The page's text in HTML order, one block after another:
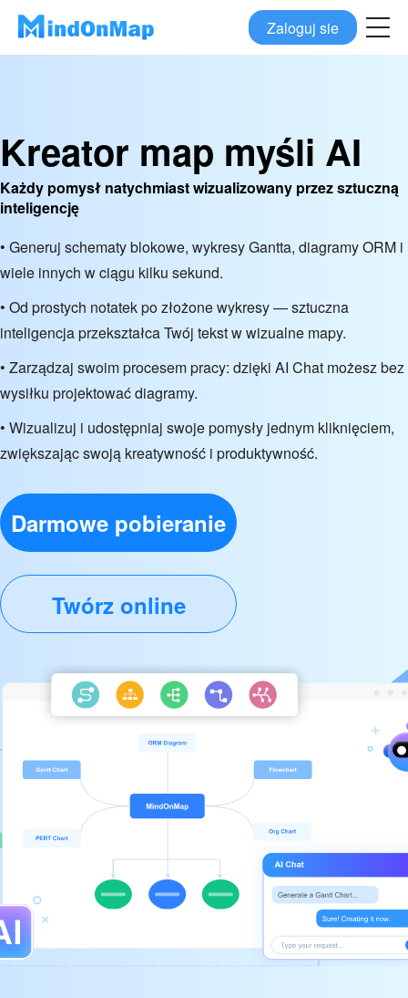
Zaloguj sie
Kreator map myśli AI
Każdy pomysł natychmiast wizualizowany przez sztuczną
inteligencję
• Generuj schematy blokowe, wykresy Gantta, diagramy ORM i
wiele innych w ciągu kilku sekund.
• Od prostych notatek po złożone wykresy — sztuczna
inteligencja przekształca Twój tekst w wizualne mapy.
• Zarządzaj swoim procesem pracy: dzięki AI Chat możesz bez
wysiłku projektować diagramy.
• Wizualizuj i udostępniaj swoje pomysły jednym kliknięciem,
zwiększając swoją kreatywność i produktywność.
Darmowe pobieranie
Twórz online